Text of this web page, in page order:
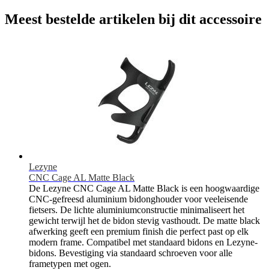
Meest bestelde artikelen bij dit accessoire
Lezyne
CNC Cage AL Matte Black
De Lezyne CNC Cage AL Matte Black is een hoogwaardige
CNC-gefreesd aluminium bidonghouder voor veeleisende
fietsers. De lichte aluminiumconstructie minimaliseert het
gewicht terwijl het de bidon stevig vasthoudt. De matte black
afwerking geeft een premium finish die perfect past op elk
modern frame. Compatibel met standaard bidons en Lezyne-
bidons. Bevestiging via standaard schroeven voor alle
frametypen met ogen.